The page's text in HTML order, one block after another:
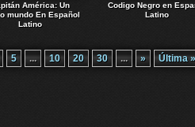
América: Un
mundo En Español
Latino
Codigo Negro en
Latino
5 ... 10 20 30 ... » Última »